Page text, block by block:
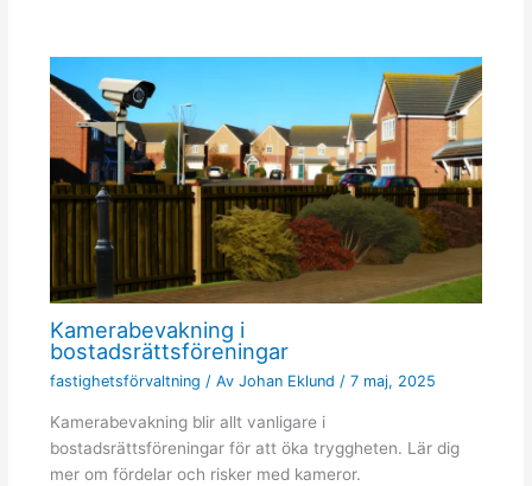
Kamerabevakning i
bostadsrättsföreningar
fastighetsförvaltning / Av Johan Eklund / 7 maj, 2025
Kamerabevakning blir allt vanligare i
bostadsrättsföreningar för att öka tryggheten. Lär dig
mer om fördelar och risker med kameror.